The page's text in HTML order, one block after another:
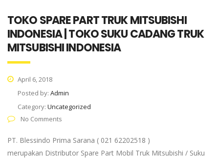
TOKO SPARE PART TRUK MITSUBISHI
INDONESIA | TOKO SUKU CADANG TRUK
MITSUBISHI INDONESIA
April 6, 2018
Posted by: Admin
Category: Uncategorized
No Comments
PT. Blessindo Prima Sarana ( 021 62202518 )
merupakan Distributor Spare Part Mobil Truk Mitsubishi / Suku